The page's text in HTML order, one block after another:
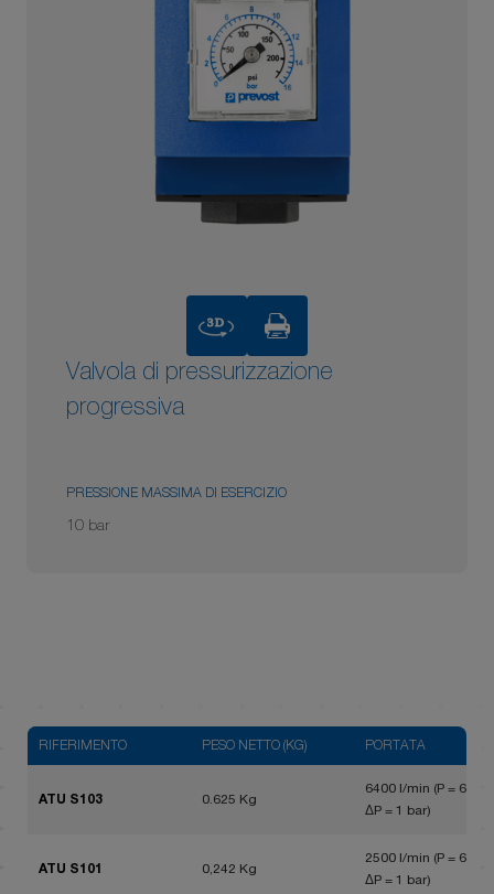
3D
Valvola di pressurizzazione
progressiva
PRESSIONE MASSIMA DI ESERCIZIO
10 bar
RIFERIMENTO PESO NETTO (KG) PORTATA
ATU S103 0.625 Kg
6400 l/min (P = 6 bar,
ΔP = 1 bar)
ATU S101 0,242 Kg
2500 l/min (P = 6 bar,
ΔP = 1 bar)